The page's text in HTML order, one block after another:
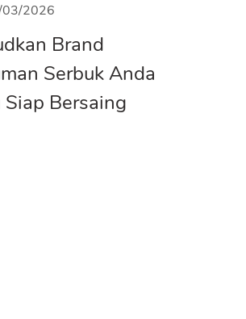
2026
Brand
Serbuk Anda
Bersaing